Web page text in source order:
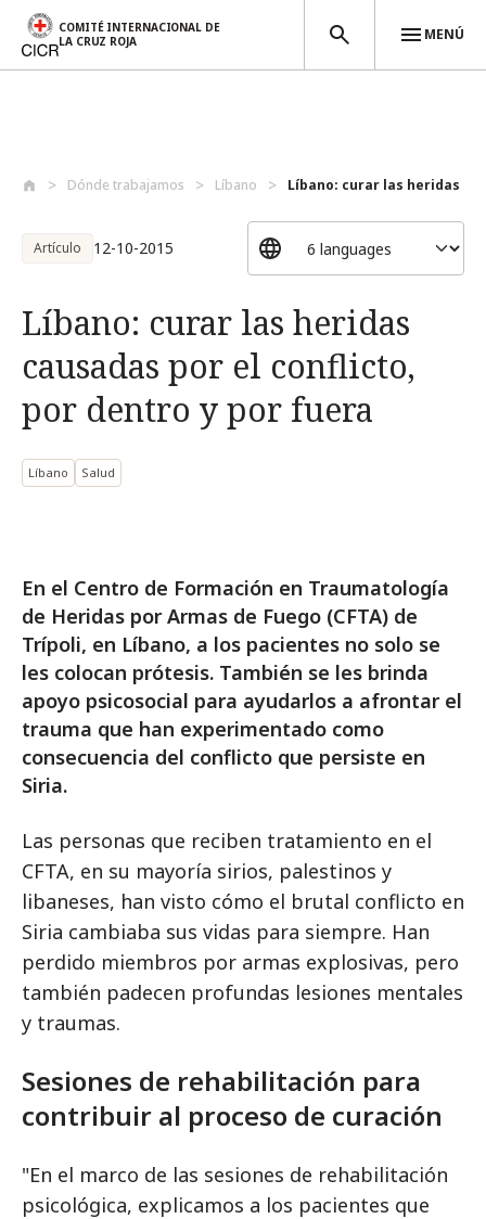
COMITÉ INTERNACIONAL DE
LA CRUZ ROJA
MENÚ
Dónde trabajamos Líbano Líbano: curar las heridas
Artículo 12-10-2015
Líbano: curar las heridas
causadas por el conflicto,
por dentro y por fuera
Líbano Salud
En el Centro de Formación en Traumatología
de Heridas por Armas de Fuego (CFTA) de
Trípoli, en Líbano, a los pacientes no solo se
les colocan prótesis. También se les brinda
apoyo psicosocial para ayudarlos a afrontar el
trauma que han experimentado como
consecuencia del conflicto que persiste en
Siria.
Las personas que reciben tratamiento en el
CFTA, en su mayoría sirios, palestinos y
libaneses, han visto cómo el brutal conflicto en
Siria cambiaba sus vidas para siempre. Han
perdido miembros por armas explosivas, pero
también padecen profundas lesiones mentales
y traumas.
Sesiones de rehabilitación para
contribuir al proceso de curación
"En el marco de las sesiones de rehabilitación
psicológica, explicamos a los pacientes que